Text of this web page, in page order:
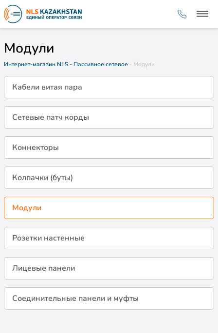
Модули
Интернет-магазин NLS- Пассивное сетевое - Модули
Кабели витая пара
Сетевые патч корды
Коннекторы
Колпачки (буты)
Модули
Розетки настенные
Лицевые панели
Соединительные панели и муфты